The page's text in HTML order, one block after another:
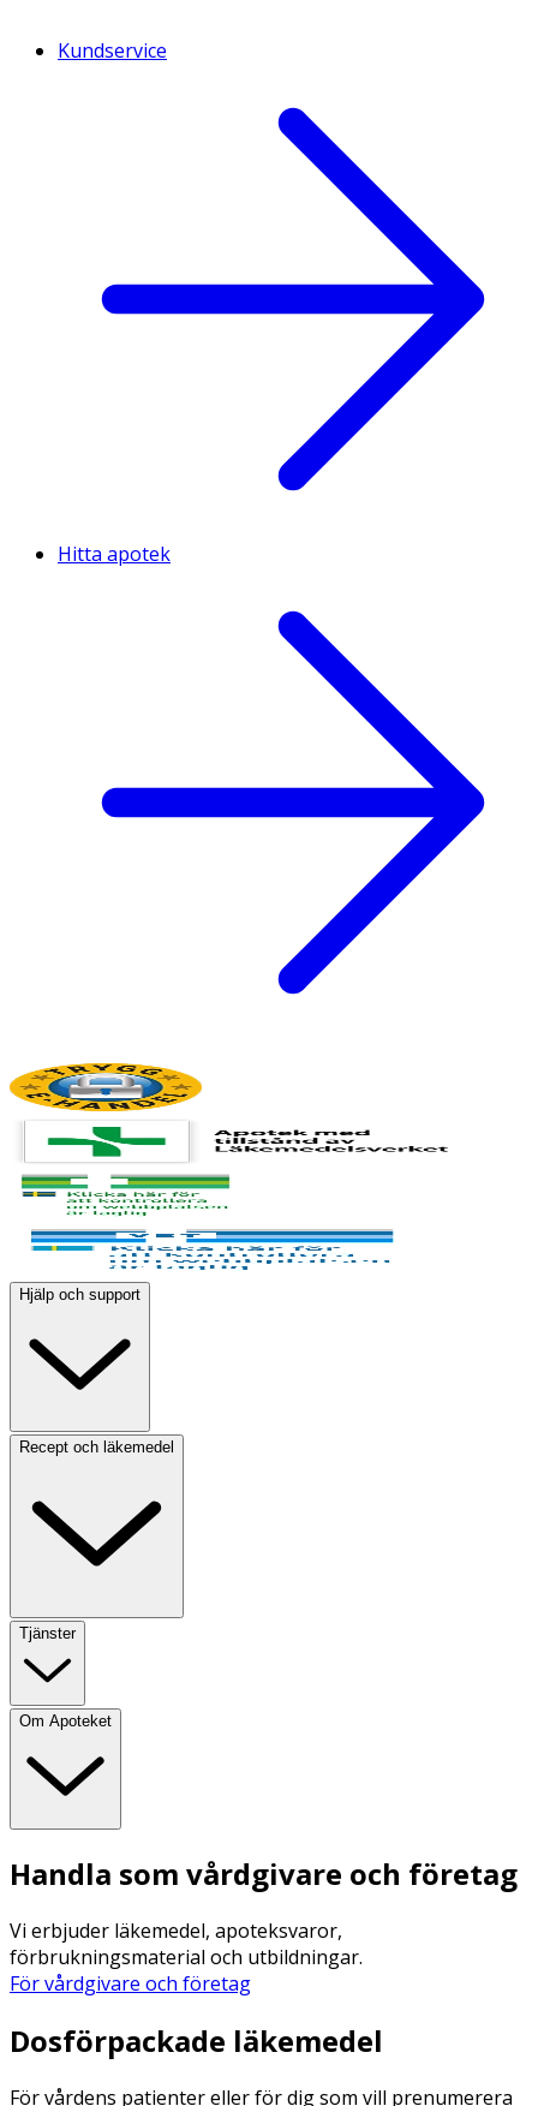
Kundservice
Hitta apotek
Hjälp och support
Recept och läkemedel
Tjänster
Om Apoteket
Handla som vårdgivare och företag
Vi erbjuder läkemedel, apoteksvaror,
förbrukningsmaterial och utbildningar.
För vårdgivare och företag
Dosförpackade läkemedel
För vårdens patienter eller för dig som vill prenumerera